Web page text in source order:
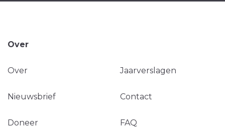
Over
Over Jaarverslagen
Nieuwsbrief Contact
Doneer FAQ